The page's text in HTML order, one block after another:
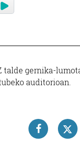
talde gernika-
auditorioan.